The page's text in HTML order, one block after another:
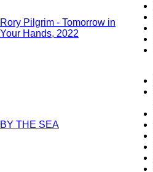
Rory Pilgrim - Tomorrow in
Your Hands, 2022
BY THE SEA